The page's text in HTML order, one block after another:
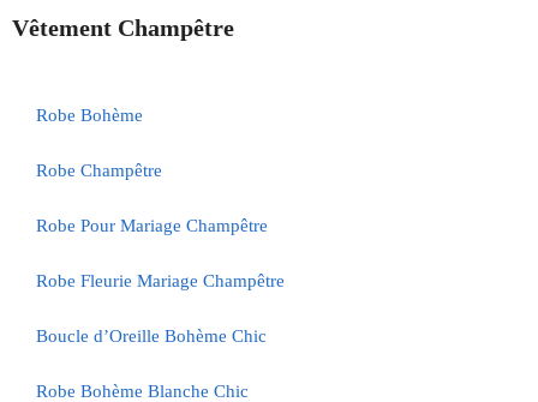
Vêtement Champêtre
Robe Bohème
Robe Champêtre
Robe Pour Mariage Champêtre
Robe Fleurie Mariage Champêtre
Boucle d’Oreille Bohème Chic
Robe Bohème Blanche Chic